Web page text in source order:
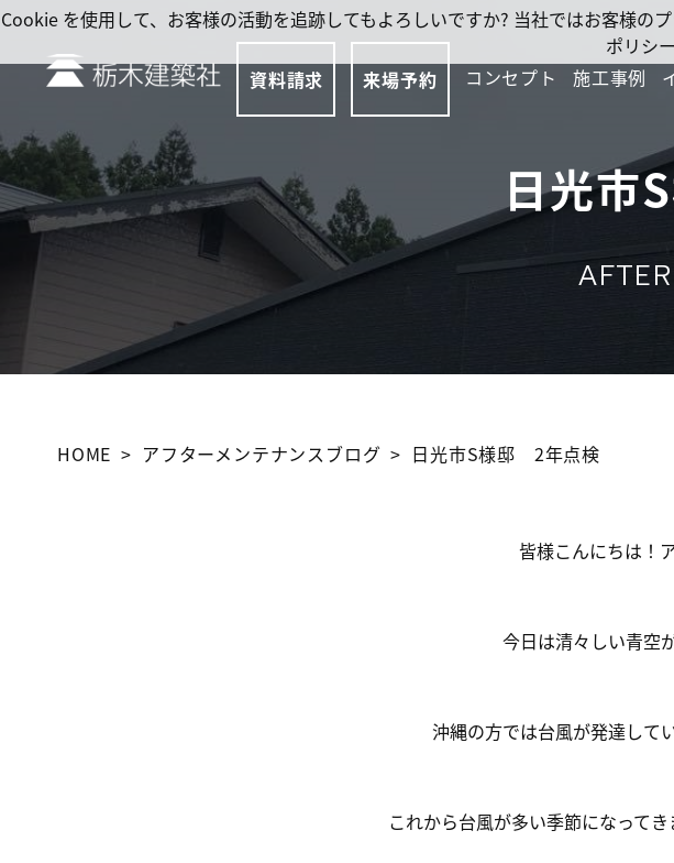
資料請求 来場予約 コンセプト 施工事例
日光市
HOME アフターメンテナンスブログ 日光市S様邸 2年点検
皆様こんにちは！
今日は清々しい青空
沖縄の方では台風が発達して
これから台風が多い季節になって
Cookie を使用して、お客様の活動を追跡してもよろしいですか? 当社ではお客様
ポリシ